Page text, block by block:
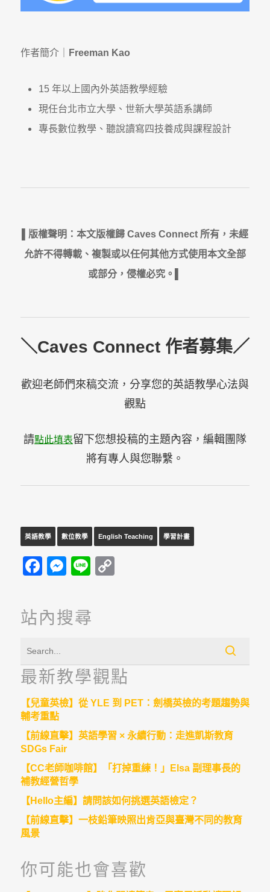
作者簡介｜ Freeman Kao
15 年以上國內外英語教學經驗
現任台北市立大學、世新大學英語系講師
專長數位教學、聽說讀寫四技養成與課程設計
▌版權聲明：本文版權歸 Caves Connect 所有，未經
允許不得轉載、複製或以任何其他方式使用本文全部
或部分，侵權必究。▌
＼Caves Connect 作者募集／
歡迎老師們來稿交流，分享您的英語教學心法與
觀點
請點此填表留下您想投稿的主題內容，編輯團隊
將有專人與您聯繫。
Facebook
Messenger
Line
英語教學 數位教學 English Teaching 學習計畫
站內搜尋
最新教學觀點
【兒童英檢】從 YLE 到 PET：劍橋英檢的考題趨勢與
輔考重點
【前線直擊】英語學習 × 永續行動：走進凱斯教育
SDGs Fair
【CC老師咖啡館】「打掉重練！」Elsa 副理事長的
補教經營哲學
【Hello主編】請問該如何挑選英語檢定？
【前線直擊】一枝鉛筆映照出肯亞與臺灣不同的教育
風景
你可能也會喜歡